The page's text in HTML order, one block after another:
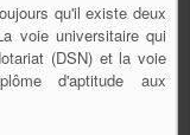
qu'il existe deux
voie universitaire qui
(DSN) et la voie
d'aptitude aux